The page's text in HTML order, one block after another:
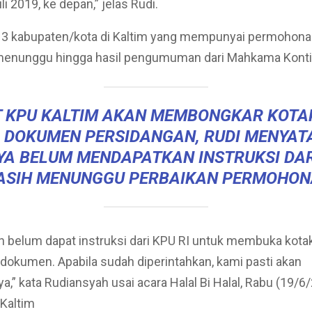
2019, ke depan,” jelas Rudi.
3 kabupaten/kota di Kaltim yang mempunyai
hingga hasil pengumuman dari Mahkama
KPU KALTIM AKAN MEMBONGKAR
PERSIDANGAN, RUDI
BELUM MENDAPATKAN INSTRUKSI
MENUNGGU PERBAIKAN
belum dapat instruksi dari KPU RI untuk membuka
Apabila sudah diperintahkan, kami pasti akan
kata Rudiansyah usai acara Halal Bi Halal, Rabu (19/